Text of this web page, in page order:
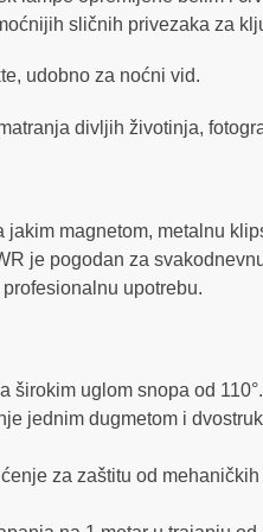
sličnih privezaka za
udobno za noćni vid.
divljih životinja,
magnetom, metalnu
je pogodan za
upotrebu.
širokim uglom snopa od 110°.
jednim dugmetom i
za zaštitu od